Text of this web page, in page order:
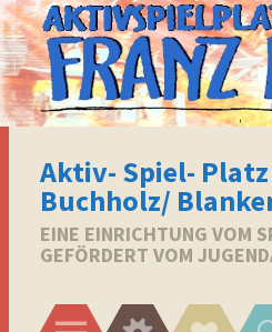
Aktiv- Spiel-
Buchholz/
EINE EINRICHTUNG VOM
GEFÖRDERT VOM
Menü WidgetsSocial-